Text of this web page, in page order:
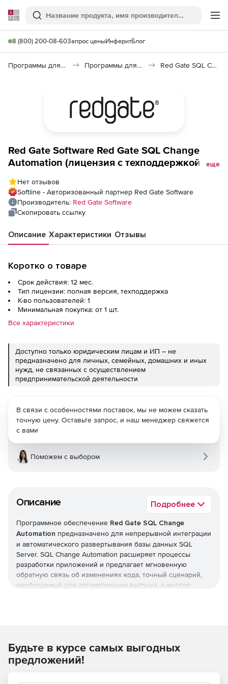
Softline
Поиск
8 (800) 200-08-60Запрос ценыИнферитБлог
Программы для программирования Программы для работы с базами данных Red Gate SQL Change Automation
Red Gate Software Red Gate SQL Change
Automation (лицензия с техподдержкой на
еще
Нет отзывов
Softline - Авторизованный партнер Red Gate Software
Производитель: Red Gate Software
Скопировать ссылку
Описание Характеристики Отзывы
Коротко о товаре
Срок действия: 12 мес.
Тип лицензии: полная версия, техподдержка
К-во пользователей: 1
Минимальная покупка: от 1 шт.
Все характеристики
Доступно только юридическим лицам и ИП – не
предназначено для личных, семейных, домашних и иных
нужд, не связанных с осуществлением
предпринимательской деятельности
Описание Подробнее
Программное обеспечение Red Gate SQL Change
Automation предназначено для непрерывной интеграции
и автоматического развертывания базы данных SQL
Server. SQL Change Automation расширяет процессы
разработки приложений и предлагает мгновенную
обратную связь об изменениях кода, точный сценарий,
необходимый для автоматизации выпуска, и многое
БД, создавая, тестируя и разворачивая базу данных.
Быстрый и надежный способ проверки и
В связи с особенностями поставок, мы не можем сказать
точную цену. Оставьте запрос, и наш менеджер свяжется
с вами
Поможем с выбором
Будьте в курсе самых выгодных
предложений!